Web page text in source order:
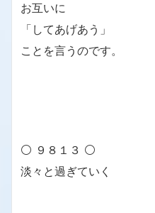
お互いに
「してあげあう」
ことを言うのです。
⚪ ９８１３ ⚪
淡々と過ぎていく